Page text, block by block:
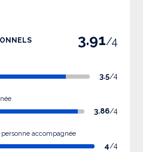
3.91/4
3.5/4
3.86/4
accompagnée
4/4